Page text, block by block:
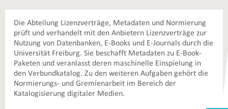
Die Abteilung Lizenzverträge, Metadaten und Normierung
prüft und verhandelt mit den Anbietern Lizenzverträge zur
Nutzung von Datenbanken, E-Books und E-Journals durch die
Universität Freiburg. Sie beschafft Metadaten zu E-Book-
Paketen und veranlasst deren maschinelle Einspielung in
den Verbundkatalog. Zu den weiteren Aufgaben gehört die
Normierungs- und Gremienarbeit im Bereich der
Katalogisierung digitaler Medien.